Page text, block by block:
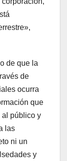
de que la
de
ocurra
que
al público y
las
ni un
y